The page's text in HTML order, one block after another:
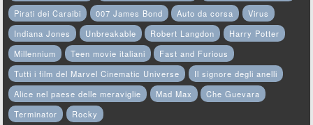
Pirati dei Caraibi
007 James Bond Auto da corsa
Virus
Indiana Jones
Unbreakable Robert Langdon
Harry Potter
Millennium
Teen movie italiani
Fast and Furious
Tutti i film del Marvel Cinematic Universe
Il signore degli anelli
Alice nel paese delle meraviglie
Mad Max
Che Guevara
Terminator
Rocky